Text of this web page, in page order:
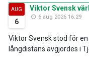
AUG
6
Viktor Svensk
6 aug 2026 16:29
Viktor Svensk stod för
långdistans avgjordes i